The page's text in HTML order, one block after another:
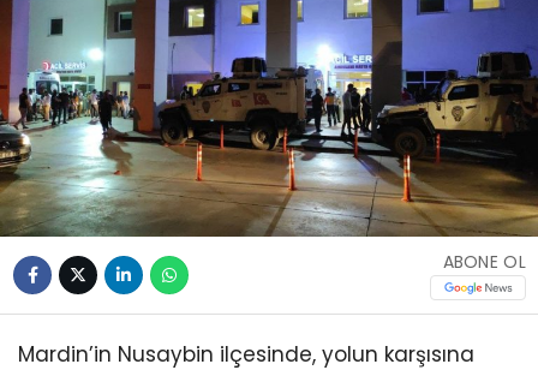
ABONE OL
Mardin’in Nusaybin ilçesinde, yolun karşısına